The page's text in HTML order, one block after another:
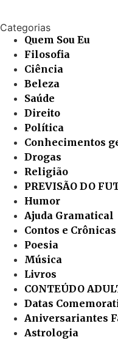
Categorias
Quem Sou Eu
Filosofia
Ciência
Beleza
Saúde
Direito
Política
Conhecimentos
Drogas
Religião
PREVISÃO DO
Humor
Ajuda Gramatical
Contos e Crônicas
Poesia
Música
Livros
CONTEÚDO
Datas
Aniversariantes
Astrologia